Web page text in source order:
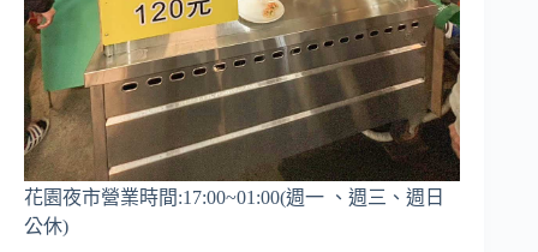
花園夜市營業時間:17:00~01:00(週一 、週三、週日
公休)